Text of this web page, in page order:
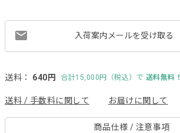
入荷案内メールを受け取る
送料： 640円 合計15,000円（税込）で 送料無料！
送料 / 手数料に関して お届けに関して
商品仕様 / 注意事項